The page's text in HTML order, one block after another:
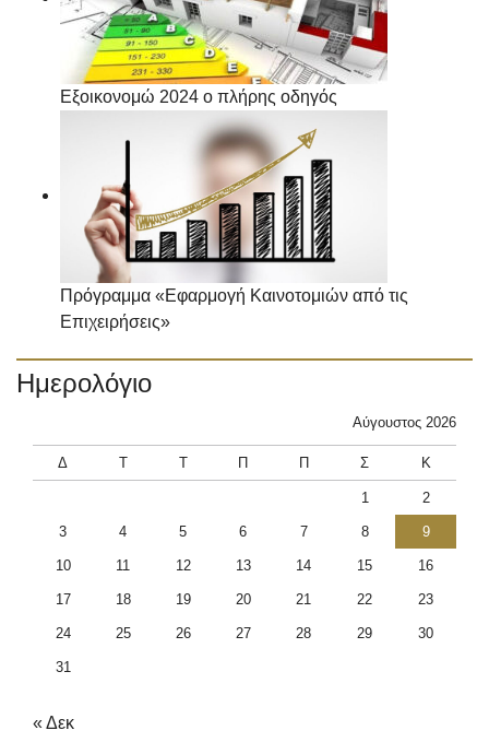
Εξοικονομώ 2024 ο πλήρης οδηγός
Πρόγραμμα «Εφαρμογή Καινοτομιών από τις
Επιχειρήσεις»
Ημερολόγιο
Αύγουστος 2026
Δ Τ Τ Π Π Σ Κ
1 2
3 4 5 6 7 8 9
10 11 12 13 14 15 16
17 18 19 20 21 22 23
24 25 26 27 28 29 30
31
« Δεκ